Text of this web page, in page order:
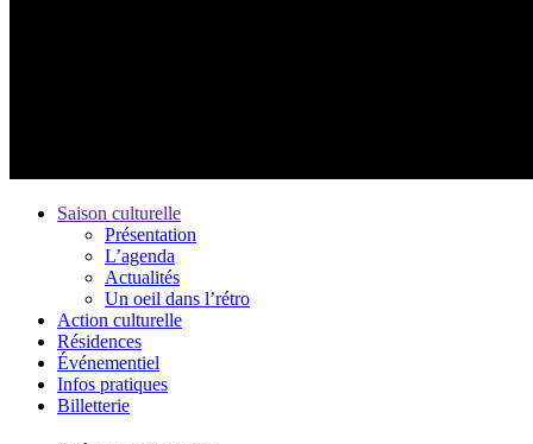
Saison culturelle
Présentation
L’agenda
Actualités
Un oeil dans l’rétro
Action culturelle
Résidences
Événementiel
Infos pratiques
Billetterie